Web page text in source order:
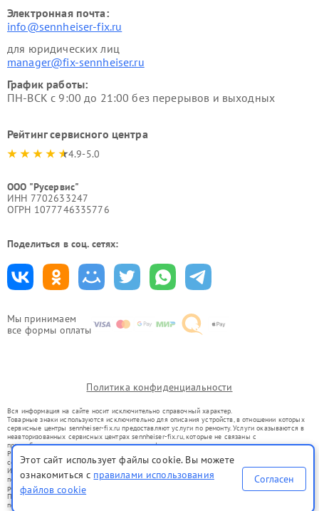
Мы принимаем
все формы оплаты
Электронная почта:
info@sennheiser-fix.ru
для юридических лиц
manager@fix-sennheiser.ru
График работы:
ПН-ВСК с 9:00 до 21:00 без перерывов и выходных
Рейтинг сервисного центра
4.9-5.0
ООО "Русервис"
ИНН 7702633247
ОГРН 1077746335776
Поделиться в соц. сетях:
Политика конфиденциальности
Вся информация на сайте носит исключительно справочный характер.
Товарные знаки используются исключительно для описания устройств, в отношении которых
сервисные центры sennheiser-fix.ru предоставляют услуги по ремонту. Услуги оказываются в
неавторизованных сервисных центрах sennheiser-fix.ru, которые не связаны с
правообладателями товарных знаков или их официальными представителями.
Ремонт осуществляется для устройств, уже введенных в гражданский оборот в соответствии
со статьей 1487 ГК РФ.
Использование товарных знаков не преследует цели индивидуализации услуг или введения
потребителей в заблуждение, а служит для информирования о предоставляемых услугах по
ремонту техники указанных брендов.
Представленная на сайте информация не является публичной офертой, определяемой
положениями Статьи 437(2) Гражданского кодекса РФ
Этот сайт использует файлы cookie. Вы можете
ознакомиться с правилами использования
файлов cookie
Согласен